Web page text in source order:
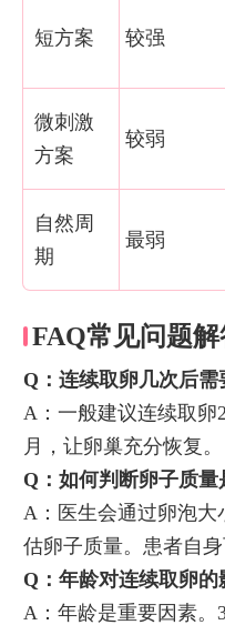
短方案 较强
微刺激
方案
较弱
自然周
期
最弱
FAQ常见问题解
Q：连续取卵几次后需
A：一般建议连续取卵
月，让卵巢充分恢复。
Q：如何判断卵子质量
A：医生会通过卵泡
估卵子质量。患者自身
Q：年龄对连续取卵的
A：年龄是重要因素。